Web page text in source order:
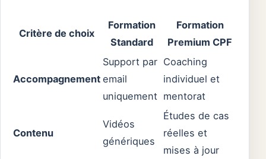
Critère de choix
Formation
Standard
Formation
Premium CPF
Accompagnement
Support par
email
uniquement
Coaching
individuel et
mentorat
Contenu
Vidéos
génériques
Études de cas
réelles et
mises à jour